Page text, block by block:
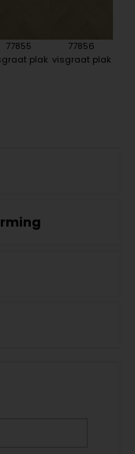
77855
plak
77856
visgraat plak